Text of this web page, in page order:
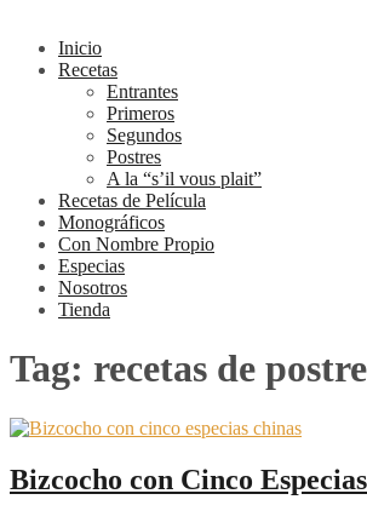
Inicio
Recetas
Entrantes
Primeros
Segundos
Postres
A la “s’il vous plait”
Recetas de Película
Monográficos
Con Nombre Propio
Especias
Nosotros
Tienda
Tag: recetas de
Bizcocho con Cinco